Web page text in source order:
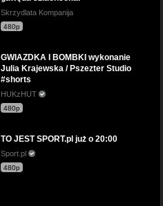
Skrzydlata Kompanija
480p
GWIAZDKA I BOMBKI wykonanie
Julia Krajewska / Pszezter Studio
#shorts
HUKzHUT
480p
TO JEST SPORT.pl już o 20:00
Sport.pl
480p